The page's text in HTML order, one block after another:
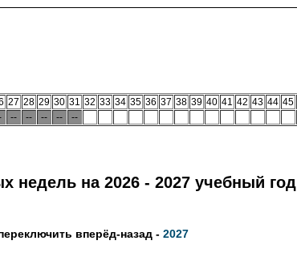
27 28 29 30 31 32 33 34 35 36 37 38 39 40 41 42 43 44 45
-- -- -- -- --
недель на 2026 - 2027 учебный год
вперёд-назад - 2027